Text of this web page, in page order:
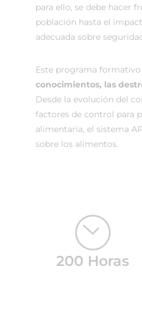
para ello, se debe hacer
población hasta el
adecuada sobre
Este programa
conocimientos, las
Desde la evolución del
factores de control para
alimentaria, el sistema
sobre los alimentos.
200 Horas